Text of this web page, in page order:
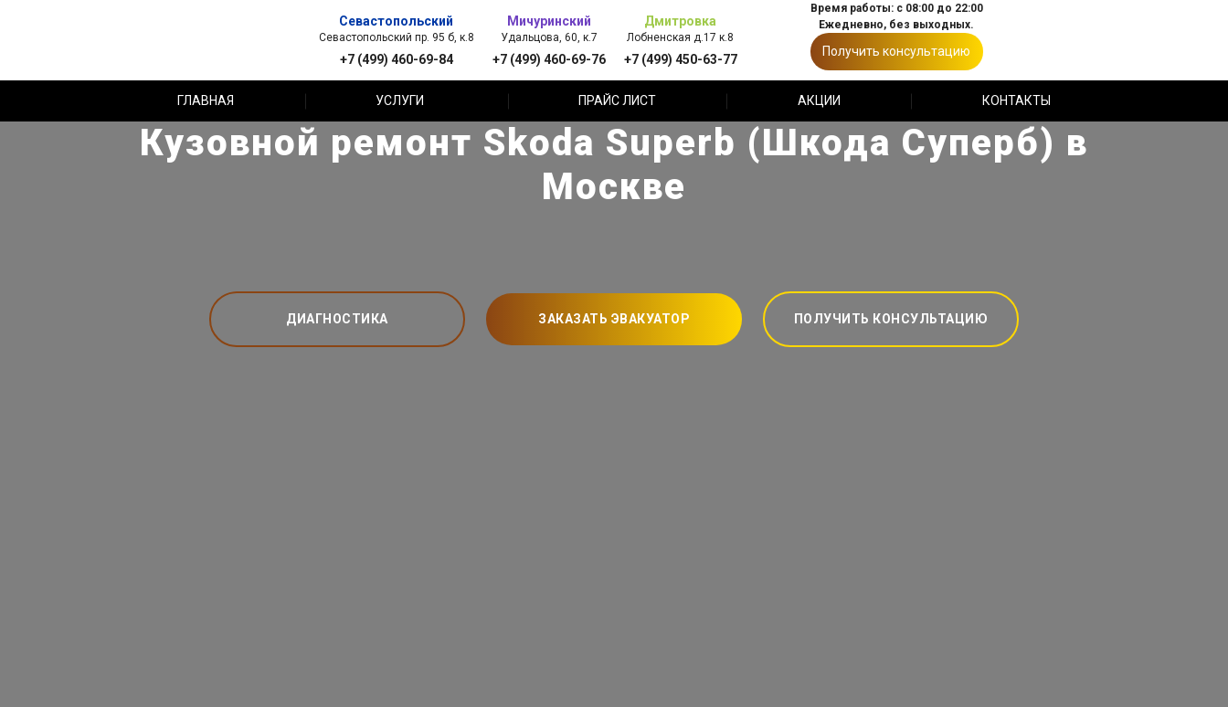
Севастопольский
Севастопольский пр. 95 б, к.8
+7 (499) 460-69-84
Мичуринский
Удальцова, 60, к.7
+7 (499) 460-69-76
Дмитровка
Лобненская д.17 к.8
+7 (499) 450-63-77
Время работы: с 08:00 до 22:00
Ежедневно, без выходных.
Получить консультацию
ГЛАВНАЯ УСЛУГИ ПРАЙС ЛИСТ АКЦИИ КОНТАКТЫ
Кузовной ремонт Skoda Superb (Шкода Суперб) в
Москве
ДИАГНОСТИКА ЗАКАЗАТЬ ЭВАКУАТОР ПОЛУЧИТЬ КОНСУЛЬТАЦИЮ